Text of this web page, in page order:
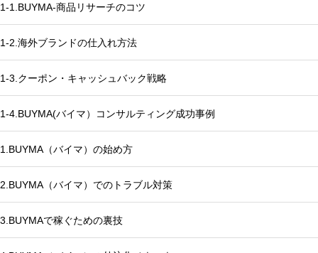
1-1.BUYMA-商品リサーチのコツ
1-2.海外ブランドの仕入れ方法
1-3.クーポン・キャッシュバック戦略
1-4.BUYMA(バイマ）コンサルティング成功事例
1.BUYMA（バイマ）の始め方
2.BUYMA（バイマ）でのトラブル対策
3.BUYMAで稼ぐための裏技